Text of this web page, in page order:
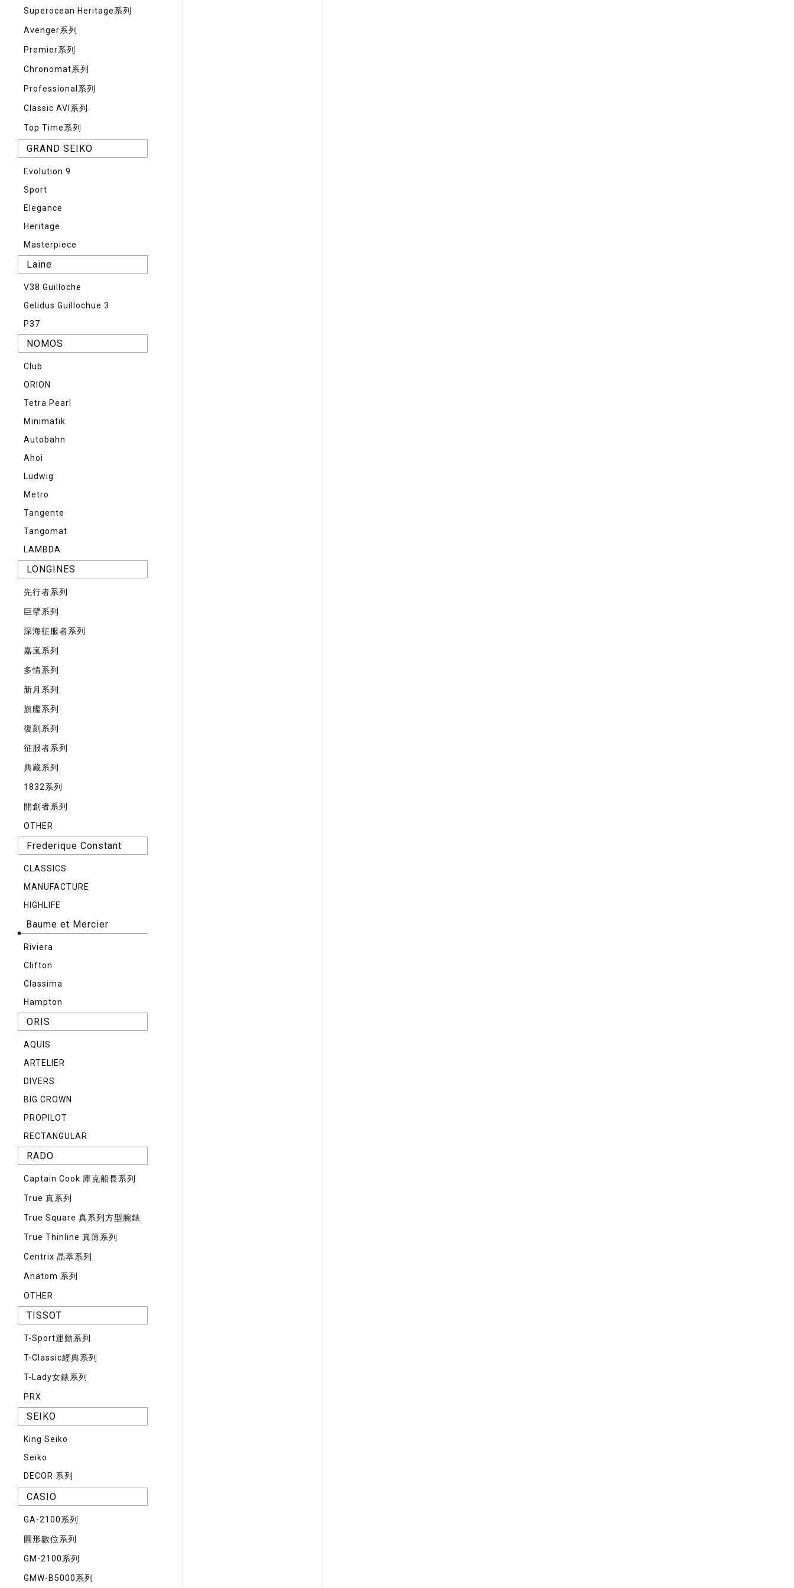
Superocean Heritage系列
Avenger系列
Premier系列
Chronomat系列
Professional系列
Classic AVI系列
Top Time系列
GRAND SEIKO
Evolution 9
Sport
Elegance
Heritage
Masterpiece
Laine
V38 Guilloche
Gelidus Guillochue 3
P37
NOMOS
Club
ORION
Tetra Pearl
Minimatik
Autobahn
Ahoi
Ludwig
Metro
Tangente
Tangomat
LAMBDA
LONGINES
先⾏者系列
巨擘系列
深海征服者系列
嘉嵐系列
多情系列
新月系列
旗艦系列
復刻系列
征服者系列
典藏系列
1832系列
開創者系列
OTHER
Frederique Constant
CLASSICS
MANUFACTURE
HIGHLIFE
Baume et Mercier
Riviera
Clifton
Classima
Hampton
ORIS
AQUIS
ARTELIER
DIVERS
BIG CROWN
PROPILOT
RECTANGULAR
RADO
Captain Cook 庫克船長系列
True 真系列
True Square 真系列方型腕錶
True Thinline 真薄系列
Centrix 晶萃系列
Anatom 系列
OTHER
TISSOT
T-Sport運動系列
T-Classic經典系列
T-Lady女錶系列
PRX
SEIKO
King Seiko
Seiko
DECOR 系列
CASIO
GA-2100系列
圓形數位系列
GM-2100系列
GMW-B5000系列